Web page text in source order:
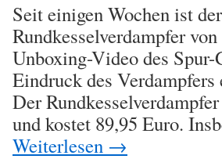
Seit einigen Wochen ist
Rundkesselverdampfer
Unboxing-Video des
Eindruck des
Der
und kostet 89,95 Euro.
Weiterlesen →